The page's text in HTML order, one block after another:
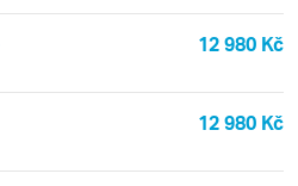
12 980 Kč
12 980 Kč